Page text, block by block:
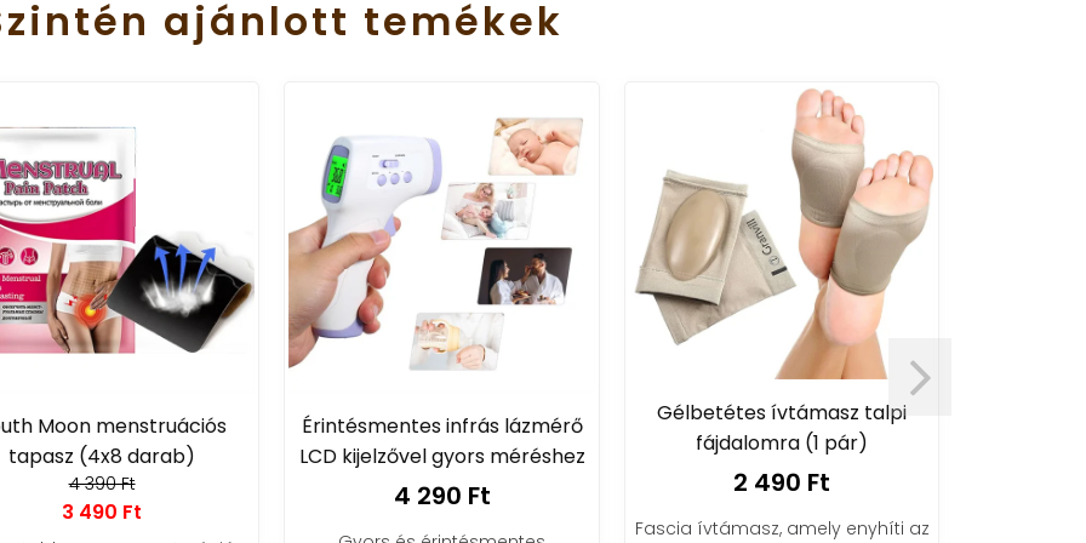
ajánlott temékek
Moon menstruációs
tapasz (4x8 darab)
4 390 Ft
3 490 Ft
Érintésmentes infrás lázmérő
LCD kijelzővel gyors méréshez
4 290 Ft
Gélbetétes ívtámasz talpi
fájdalomra (1 pár)
2 490 Ft
Fascia ívtámasz, amely enyhíti az